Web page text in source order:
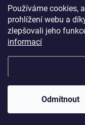
Používáme cookies,
prohlížení webu a
zlepšovali jeho
informací
Odmítnout
happyteddy.cz
Copyright 2026